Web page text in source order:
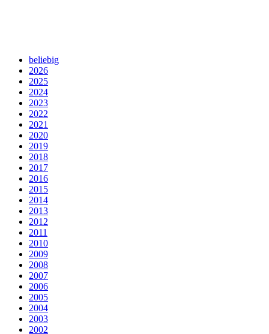
beliebig
2026
2025
2024
2023
2022
2021
2020
2019
2018
2017
2016
2015
2014
2013
2012
2011
2010
2009
2008
2007
2006
2005
2004
2003
2002